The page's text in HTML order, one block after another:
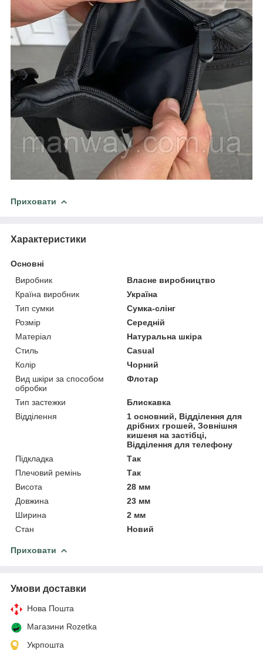
Приховати
Характеристики
Основні
Виробник
Власне виробництво
Країна виробник
Україна
Тип сумки
Сумка-слінг
Розмір
Середній
Матеріал
Натуральна шкіра
Стиль
Casual
Колір
Чорний
Вид шкіри за способом
обробки
Флотар
Тип застежки
Блискавка
Відділення
1 основний, Відділення для
дрібних грошей, Зовнішня
кишеня на застібці,
Відділення для телефону
Підкладка
Так
Плечовий ремінь
Так
Висота
28 мм
Довжина
23 мм
Ширина
2 мм
Стан
Новий
Приховати
Умови доставки
Нова Пошта
Магазини Rozetka
Укрпошта